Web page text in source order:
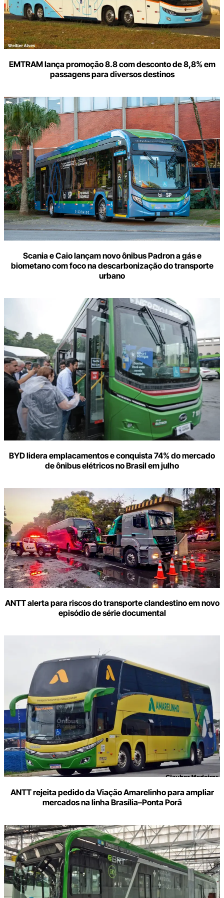
EMTRAM lança promoção 8.8 com desconto de 8,8% em
passagens para diversos destinos
Scania e Caio lançam novo ônibus Padron a gás e
biometano com foco na descarbonização do transporte
urbano
BYD lidera emplacamentos e conquista 74% do mercado
de ônibus elétricos no Brasil em julho
ANTT alerta para riscos do transporte clandestino em novo
episódio de série documental
ANTT rejeita pedido da Viação Amarelinho para ampliar
mercados na linha Brasília–Ponta Porã